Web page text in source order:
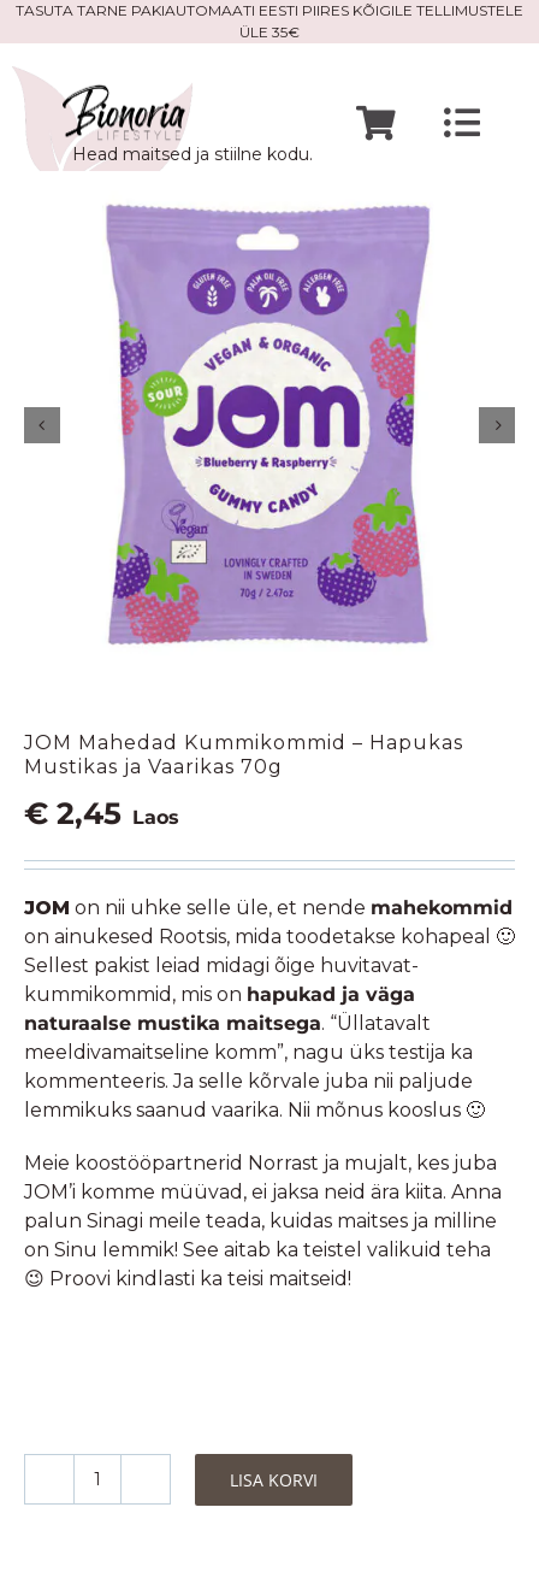
Skip
to
content
TASUTA TARNE PAKIAUTOMAATI EESTI PIIRES KÕIGILE TELLIMUSTELE
ÜLE 35€
Head maitsed ja stiilne kodu.
Kontakt
JOM Mahedad Kummikommid – Hapukas
Mustikas ja Vaarikas 70g
€ 2,45 Laos
JOM on nii uhke selle üle, et nende mahekommid
on ainukesed Rootsis, mida toodetakse kohapeal 🙂
Sellest pakist leiad midagi õige huvitavat-
kummikommid, mis on hapukad ja väga
naturaalse mustika maitsega. “Üllatavalt
meeldivamaitseline komm”, nagu üks testija ka
kommenteeris. Ja selle kõrvale juba nii paljude
lemmikuks saanud vaarika. Nii mõnus kooslus 🙂
Meie koostööpartnerid Norrast ja mujalt, kes juba
JOM’i komme müüvad, ei jaksa neid ära kiita. Anna
palun Sinagi meile teada, kuidas maitses ja milline
on Sinu lemmik! See aitab ka teistel valikuid teha
😉 Proovi kindlasti ka teisi maitseid!
JOM
LISA KORVI